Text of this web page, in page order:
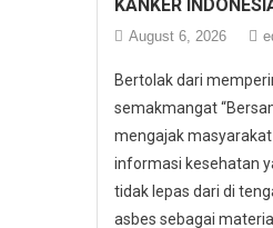
KANKER
August 6, 2026
Bertolak dari
semakmangat
mengajak
informasi kesehatan
tidak lepas dari di
asbes sebagai